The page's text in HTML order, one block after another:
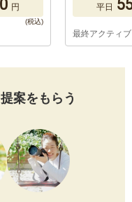
円 平日
最終アクティ
案をもらう